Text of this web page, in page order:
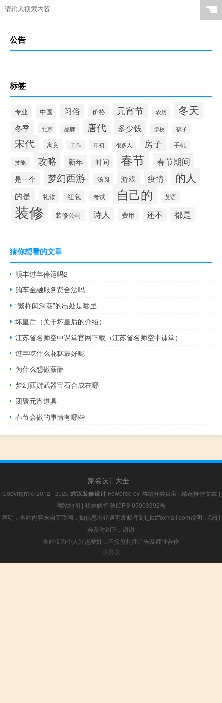
☚
公告
标签
专业 中国 习俗 价格 元宵节 农历 冬天
冬季 北京 品牌 唐代 多少钱 学校 孩子
宋代 寓意 工作 年初 很多人 房子 手机
技能 攻略 新年 时间 春节 春节期间
是一个 梦幻西游 汤圆 游戏 疫情 的人
的是 礼物 红包 考试 自己的 英语
装修 装修公司 诗人 费用 还不 都是
猜你想看的文章
顺丰过年停运吗2
购车金融服务费合法吗
“繁杵闻深巷”的出处是哪里
坏皇后（关于坏皇后的介绍）
江苏省名师空中课堂官网下载（江苏省名师空中课堂）
过年吃什么花糕最好呢
为什么想做薪酬
梦幻西游武器宝石合成在哪
团聚元宵道具
春节会做的事情有哪些
家装设计大全
Copyright © 2012 - 2026 武汉装修设计Powered by 网站分类目录 | 精选推荐文章 |
网站地图 | 疑难解答 陕ICP备05003392号
声明：本站内容来自互联网，如信息有错误可发邮件到f_fb#foxmail.com说明，我们
会及时纠正，谢谢
本站仅为个人兴趣爱好，不接盈利性广告及商业合作
小男孩